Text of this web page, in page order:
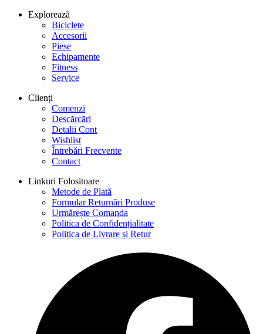
Explorează
Biciclete
Accesorii
Piese
Echipamente
Fitness
Service
Clienți
Comenzi
Descărcări
Detalii Cont
Wishlist
Întrebări Frecvente
Contact
Linkuri Folositoare
Metode de Plată
Formular Returnări Produse
Urmărește Comanda
Politica de Confidențialitate
Politica de Livrare și Retur